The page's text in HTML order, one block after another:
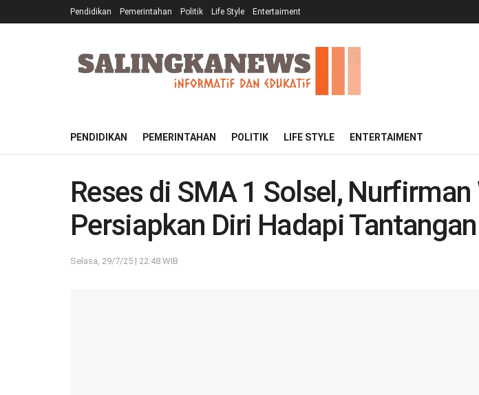
Pendidikan Pemerintahan Politik Life Style Entertaiment
PENDIDIKAN PEMERINTAHAN POLITIK LIFE STYLE ENTERTAIMENT
Reses di SMA 1 Solsel,
Persiapkan Diri Hadapi
Selasa, 29/7/25 | 22:48 WIB